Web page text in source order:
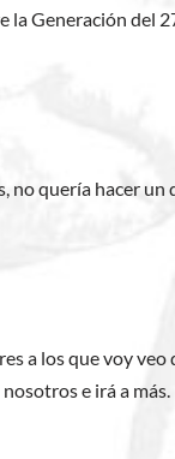
Generación del
no quería hacer un
a los que voy veo
e irá a más.